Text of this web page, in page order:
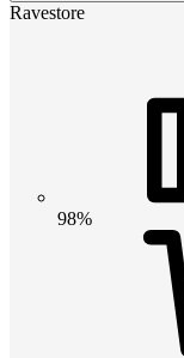
Ravestore
98%